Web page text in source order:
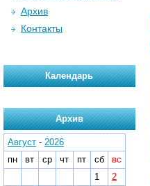
Архив
Контакты
Календарь
Архив
Август - 2026
пн
вт ср чт пт сб
вс
1
2